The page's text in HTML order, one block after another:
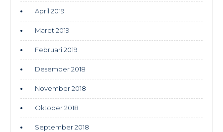
April 2019
Maret 2019
Februari 2019
Desember 2018
November 2018
Oktober 2018
September 2018